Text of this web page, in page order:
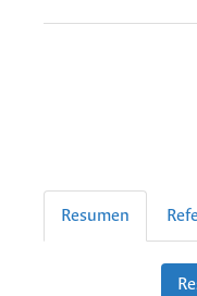
Resumen